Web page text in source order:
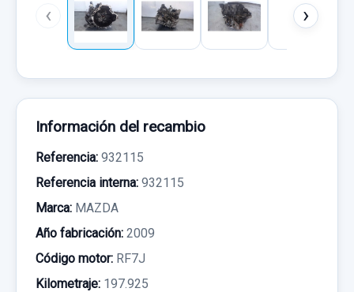
‹ ›
Información del recambio
Referencia: 932115
Referencia interna: 932115
Marca: MAZDA
Año fabricación: 2009
Código motor: RF7J
Kilometraje: 197.925